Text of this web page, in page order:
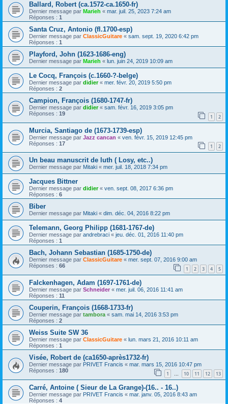
Ballard, Robert (ca.1572-ca.1650-fr)
Dernier message par Marieh « mar. juil. 25, 2023 7:24 am
Réponses : 1
Santa Cruz, Antonio (fl.1700-esp)
Dernier message par ClassicGuitare « sam. sept. 19, 2020 6:42 pm
Réponses : 1
Playford, John (1623-1686-eng)
Dernier message par Marieh « lun. juin 24, 2019 10:09 am
Le Cocq, François (c.1660-?-belge)
Dernier message par didier« mer. févr. 20, 2019 5:50 pm
Réponses : 2
Campion, François (1680-1747-fr)
Dernier message par didier« sam. févr. 16, 2019 3:05 pm
Réponses : 19 1 2
Murcia, Santiago de (1673-1739-esp)
Dernier message par Jazz cancan « ven. févr. 15, 2019 12:45 pm
Réponses : 17 1 2
Un beau manuscrit de luth ( Losy, etc..)
Dernier message par Mitaki « mer. juil. 18, 2018 7:34 pm
Jacques Bittner
Dernier message par didier« ven. sept. 08, 2017 6:36 pm
Réponses : 6
Biber
Dernier message par Mitaki « dim. déc. 04, 2016 8:22 pm
Telemann, Georg Philipp (1681-1767-de)
Dernier message par andrebraci « jeu. déc. 01, 2016 11:40 pm
Réponses : 1
Bach, Johann Sebastian (1685-1750-de)
Dernier message par ClassicGuitare « mer. sept. 07, 2016 9:00 am
Réponses : 66 1 2 3 4 5
Falckenhagen, Adam (1697-1761-de)
Dernier message par Schneider « mer. juil. 06, 2016 11:41 am
Réponses : 11
Couperin, François (1668-1733-fr)
Dernier message par tambora « sam. mai 14, 2016 3:53 pm
Réponses : 2
Weiss Suite SW 36
Dernier message par ClassicGuitare « lun. mars 21, 2016 10:11 am
Réponses : 1
Visée, Robert de (ca1650-après1732-fr)
Dernier message par PRIVET Francis « mar. mars 15, 2016 10:47 pm
Réponses : 180 1 … 10 11 12 13
Carré, Antoine ( Sieur de La Grange)-(16.. - 16..)
Dernier message par PRIVET Francis « mar. janv. 05, 2016 8:43 am
Réponses : 4